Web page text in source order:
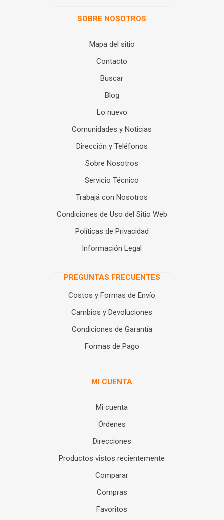
SOBRE NOSOTROS
Mapa del sitio
Contacto
Buscar
Blog
Lo nuevo
Comunidades y Noticias
Dirección y Teléfonos
Sobre Nosotros
Servicio Técnico
Trabajá con Nosotros
Condiciones de Uso del Sitio Web
Políticas de Privacidad
Información Legal
PREGUNTAS FRECUENTES
Costos y Formas de Envío
Cambios y Devoluciones
Condiciones de Garantía
Formas de Pago
MI CUENTA
Mi cuenta
Órdenes
Direcciones
Productos vistos recientemente
Comparar
Compras
Favoritos